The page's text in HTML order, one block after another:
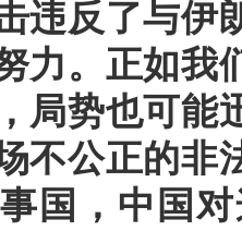
违反了与伊
力。正如我
局势也可能
不公正的非
国，中国